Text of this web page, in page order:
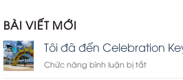
1.00
5
sao
BÀI VIẾT MỚI
Tôi đã đến Celebration
Chức năng bình luận bị tắtở